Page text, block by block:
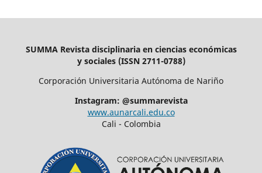
SUMMA Revista disciplinaria en ciencias económicas
y sociales (ISSN 2711-0788)
Corporación Universitaria Autónoma de Nariño
Instagram: @summarevista
www.aunarcali.edu.co
Cali - Colombia